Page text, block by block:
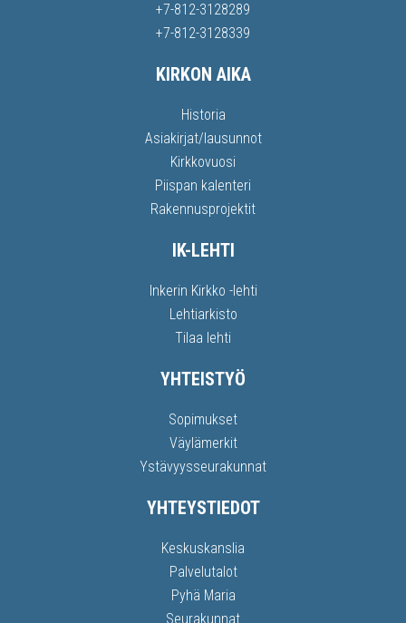
+7-812-3128289
+7-812-3128339
KIRKON AIKA
Historia
Asiakirjat/lausunnot
Kirkkovuosi
Piispan kalenteri
Rakennusprojektit
IK-LEHTI
Inkerin Kirkko -lehti
Lehtiarkisto
Tilaa lehti
YHTEISTYÖ
Sopimukset
Väylämerkit
Ystävyysseurakunnat
YHTEYSTIEDOT
Keskuskanslia
Palvelutalot
Pyhä Maria
Seurakunnat